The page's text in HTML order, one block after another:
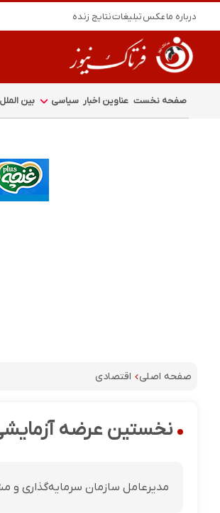
درباره ماعکستبلیغاتنتایج زنده
صفحه نخست عناوین اخبار سیاسی بین الملل
صفحه اصلی اقتصادی
نخستین عرضه
مدیرعامل سازمان سرمایه‌گذاری و